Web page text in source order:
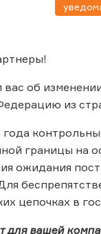
об
из
границы на
ожидания
цепочках в
для вашей